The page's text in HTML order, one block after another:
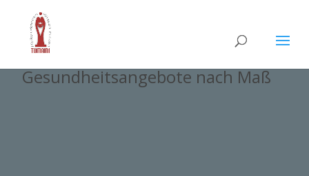
Gesundheitsangebote nach Maß